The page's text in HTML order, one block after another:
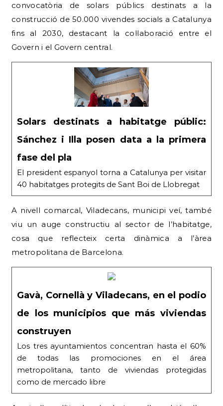
convocatòria de solars públics destinats a la
construcció de 50.000 vivendes socials a Catalunya
fins al 2030, destacant la col·laboració entre el
Govern i el Govern central.
Solars destinats a habitatge públic:
Sánchez i Illa posen data a la primera
fase del pla
El president espanyol torna a Catalunya per visitar
40 habitatges protegits de Sant Boi de Llobregat
A nivell comarcal, Viladecans, municipi veí, també
viu un auge constructiu al sector de l’habitatge,
cosa que reflecteix certa dinàmica a l’àrea
metropolitana de Barcelona.
Gavà, Cornellà y Viladecans, en el podio
de los municipios que más viviendas
construyen
Los tres ayuntamientos concentran hasta el 60%
de todas las promociones en el área
metropolitana, tanto de viviendas protegidas
como de mercado libre